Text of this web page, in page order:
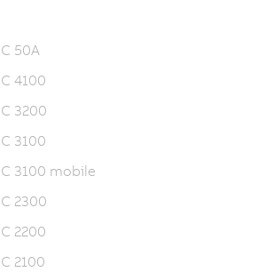
50A
4100
3200
3100
3100 mobile
2300
2200
2100